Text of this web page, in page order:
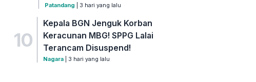
Patandang | 3 hari yang lalu
10
Kepala BGN Jenguk Korban
Keracunan MBG! SPPG Lalai
Terancam Disuspend!
Nagara | 3 hari yang lalu